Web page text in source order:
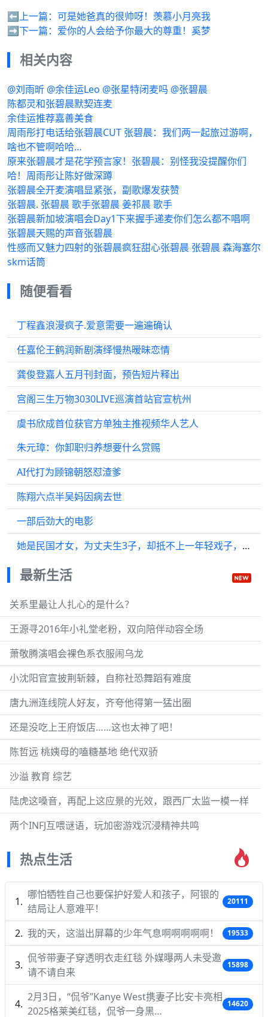
⬅️上一篇： 可是她爸真的很帅呀！羡慕小月亮我
➡️下一篇： 爱你的人会给予你最大的尊重！奚梦
相关内容
@刘雨昕 @余佳运Leo @张星特闭麦吗 @张碧晨
陈都灵和张碧晨默契连麦
余佳运推荐嘉善美食
周雨彤打电话给张碧晨CUT 张碧晨：我们两一起旅过游啊，
啥也不管啊哈哈…
原来张碧晨才是花学预言家！张碧晨：别怪我没提醒你们
哈！周雨彤让陈好做深蹲
张碧晨全开麦演唱显紧张，副歌爆发获赞
张碧晨. 张碧晨 歌手张碧晨 姜祁晨 歌手
张碧晨新加坡演唱会Day1下来握手递麦你们怎么都不唱啊
张碧晨天赐的声音张碧晨
性感而又魅力四射的张碧晨疯狂甜心张碧晨 张碧晨 森海塞尔
skm话筒
随便看看
丁程鑫浪漫疯子.爱意需要一遍遍确认
任嘉伦王鹤润新剧演绎慢热暧昧恋情
龚俊登嘉人五月刊封面，预告短片释出
宫阁三生万物3030LIVE巡演首站官宣杭州
虞书欣成首位获官方单独主推视频华人艺人
朱元璋：你卸职归养想要什么赏赐
AI代打为顾锦朝怒怼渣爹
陈翔六点半吴妈因病去世
一部后劲大的电影
她是民国才女，为丈夫生3子，却抵不上一年轻戏子，她：永不再见
最新生活
关系里最让人扎心的是什么？
王源寻2016年小礼堂老粉，双向陪伴动容全场
萧敬腾演唱会裸色系衣服闹乌龙
小沈阳官宣披荆斩棘，自称社恐舞蹈有难度
唐九洲连线院人好友，齐夸他得第一猛出圈
还是没吃上王府饭店……这也太神了吧！
陈哲远 桃姨母的嗑糖基地 绝代双骄
沙溢 教育 综艺
陆虎这嗓音，再配上这应景的光效，跟西厂太监一模一样
两个INFJ互喂谜语，玩加密游戏沉浸精神共鸣
热点生活
哪怕牺牲自己也要保护好爱人和孩子，阿银的
结局让人意难平！
20111
我的天，这溢出屏幕的少年气息啊啊啊啊啊！ 19533
侃爷带妻子穿透明衣走红毯 外媒曝两人未受邀
请不请自来
15898
2月3日，“侃爷”Kanye West携妻子比安卡亮相
2025格莱美红毯，侃爷一身黑…
14620